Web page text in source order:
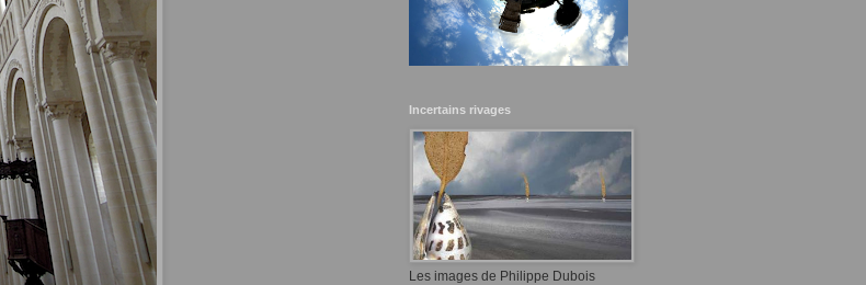
Incertains rivages
Les images de Philippe Dubois